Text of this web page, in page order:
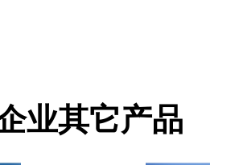
业其它产品